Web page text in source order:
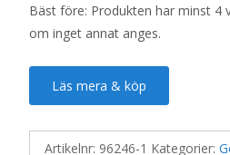
Bäst före: Produkten har minst 4
om inget annat anges.
Läs mera & köp
Artikelnr: 96246-1 Kategorier: